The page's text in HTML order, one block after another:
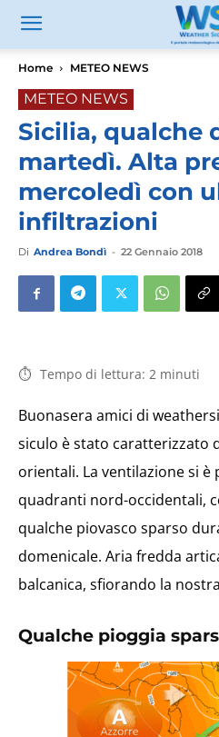
Home METEO NEWS
METEO NEWS
Sicilia, qualche
martedì. Alta
mercoledì con
infiltrazioni
Di Andrea Bondì - 22 Gennaio 2018
Tempo di lettura: 2 minuti
Buonasera amici di
siculo è stato caratterizzato
orientali. La ventilazione si
quadranti nord-occidentali,
qualche piovasco sparso
domenicale. Aria fredda
balcanica, sfiorando la
Qualche pioggia